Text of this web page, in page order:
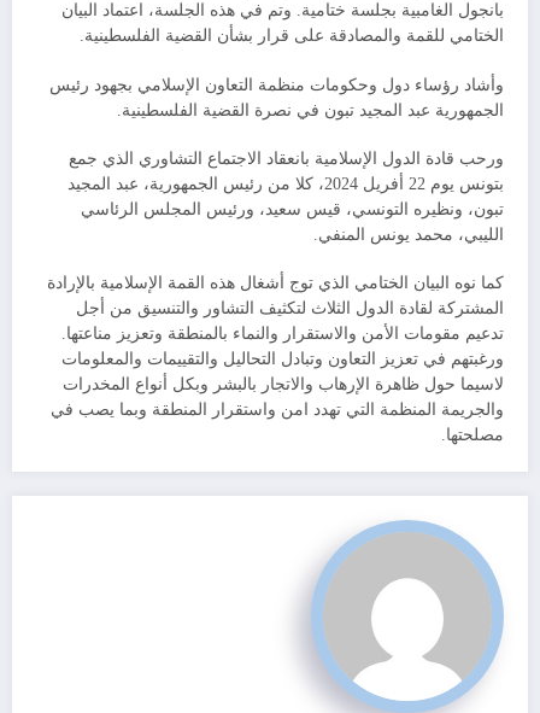
بانجول الغامبية بجلسة ختامية. وتم في هذه الجلسة، اعتماد البيان
الختامي للقمة والمصادقة على قرار بشأن القضية الفلسطينية.
وأشاد رؤساء دول وحكومات منظمة التعاون الإسلامي بجهود رئيس
الجمهورية عبد المجيد تبون في نصرة القضية الفلسطينية.
ورحب قادة الدول الإسلامية بانعقاد الاجتماع التشاوري الذي جمع
بتونس يوم 22 أفريل 2024، كلا من رئيس الجمهورية، عبد المجيد
تبون، ونظيره التونسي، قيس سعيد، ورئيس المجلس الرئاسي
الليبي، محمد يونس المنفي.
كما نوه البيان الختامي الذي توج أشغال هذه القمة الإسلامية بالإرادة
المشتركة لقادة الدول الثلاث لتكثيف التشاور والتنسيق من أجل
تدعيم مقومات الأمن والاستقرار والنماء بالمنطقة وتعزيز مناعتها.
ورغبتهم في تعزيز التعاون وتبادل التحاليل والتقييمات والمعلومات
لاسيما حول ظاهرة الإرهاب والاتجار بالبشر وبكل أنواع المخدرات
والجريمة المنظمة التي تهدد امن واستقرار المنطقة وبما يصب في
مصلحتها.